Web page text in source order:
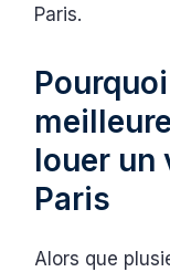
Paris.
louer un
Paris
Alors que